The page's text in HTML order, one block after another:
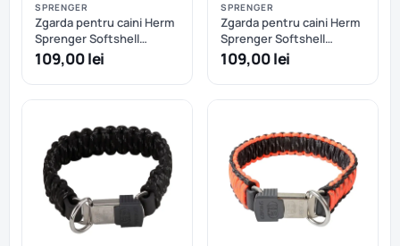
SPRENGER
Zgarda pentru caini Herm
Sprenger Softshell
reglabila - XXS/XS -
Oranj+Kaki
109,00 lei
SPRENGER
Zgarda pentru caini Herm
Sprenger Softshell
reglabila - XXS/XS - Roz
109,00 lei